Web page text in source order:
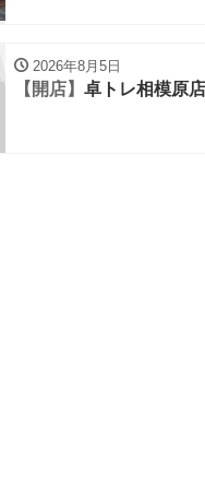
2026年8月5日
【開店】 卓トレ相模原店